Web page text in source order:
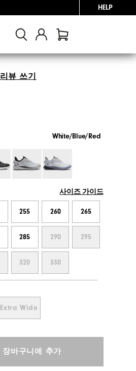
HELP
리뷰 쓰기
White/Blue/Red
사이즈 가이드
255 260 265
285 290 295
320 330
Extra Wide
장바구니에 추가